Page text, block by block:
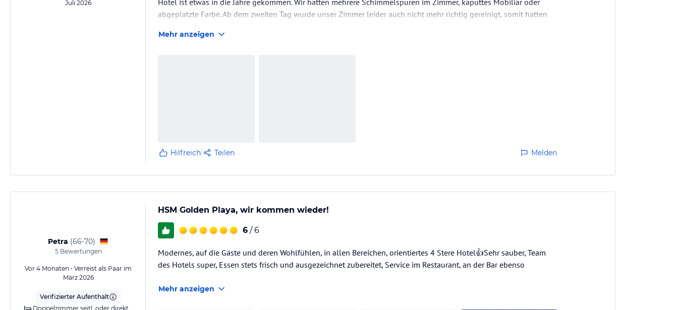
Juli 2026
Hotel ist etwas in die Jahre gekommen. Wir hatten mehrere Schimmelspuren im Zimmer, kaputtes Mobiliar oder
abgeplatzte Farbe. Ab dem zweiten Tag wurde unser Zimmer leider auch nicht mehr richtig gereinigt, somit hatten
auch noch recht modern.
Mehr anzeigen
Hilfreich Teilen Melden
Petra (66-70)
5Bewertungen
Vor 4 Monaten • Verreist als Paar im
März 2026
Verifizierter Aufenthalt
HSM Golden Playa, wir kommen wieder!
6 / 6
Modernes, auf die Gäste und deren Wohlfühlen, in allen Bereichen, orientiertes 4 Stere Hotel👍Sehr sauber, Team
des Hotels super, Essen stets frisch und ausgezeichnet zubereitet, Service im Restaurant, an der Bar ebenso
Mehr anzeigen